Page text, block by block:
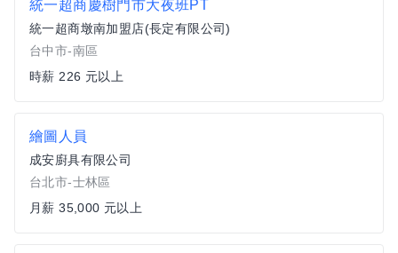
統一超商慶樹門市大夜班PT
統一超商墩南加盟店(長定有限公司)
台中市-南區
時薪 226 元以上
繪圖人員
成安廚具有限公司
台北市-士林區
月薪 35,000 元以上